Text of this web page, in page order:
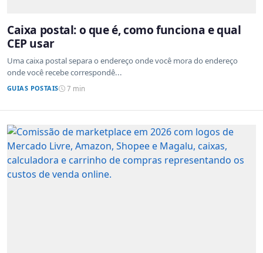
Caixa postal: o que é, como funciona e qual
CEP usar
Uma caixa postal separa o endereço onde você mora do endereço
onde você recebe correspondê...
GUIAS POSTAIS 7 min